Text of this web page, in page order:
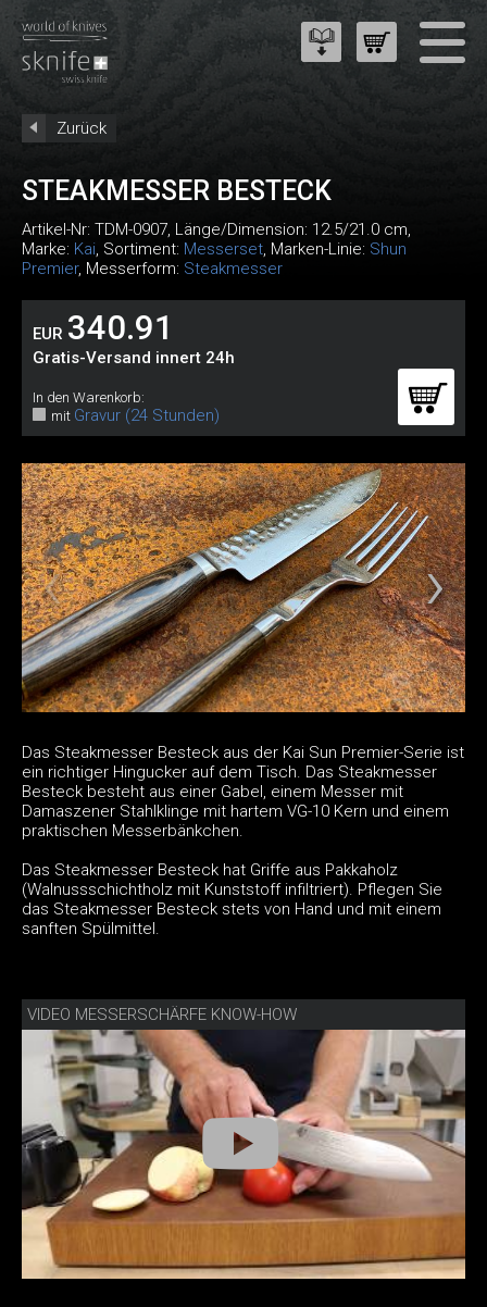
Zurück
STEAKMESSER BESTECK
Artikel-Nr: TDM-0907, Länge/Dimension: 12.5/21.0 cm,
Marke: Kai, Sortiment: Messerset, Marken-Linie: Shun
Premier, Messerform: Steakmesser
EUR 340.91
Gratis-Versand innert 24h
In den Warenkorb:
mit Gravur (24 Stunden)
Das Steakmesser Besteck aus der Kai Sun Premier-Serie ist
ein richtiger Hingucker auf dem Tisch. Das Steakmesser
Besteck besteht aus einer Gabel, einem Messer mit
Damaszener Stahlklinge mit hartem VG-10 Kern und einem
praktischen Messerbänkchen.
Das Steakmesser Besteck hat Griffe aus Pakkaholz
(Walnussschichtholz mit Kunststoff infiltriert). Pflegen Sie
das Steakmesser Besteck stets von Hand und mit einem
sanften Spülmittel.
VIDEO MESSERSCHÄRFE KNOW-HOW